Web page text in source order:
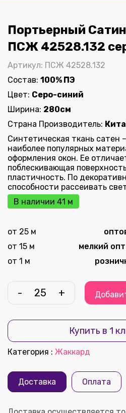
Портьерный
ПСЖ 42528.132
Артикул: ПСЖ 42528.132
Состав: 100% ПЭ
Цвет: Серо-синий
Ширина: 280см
Страна Производитель:
Синтетическая ткань сатен
наиболее популярных
оформления окон. Ее
поблескивающая
пластичность. По
способности рассеивать
В наличии 41 м
от 25 м
от 15 м
мелкий
от 1 м
- +
Купить в 1
Категория : Жаккард
Доставка Оплата